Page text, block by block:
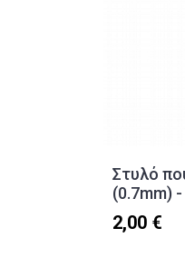
Στυλό
(0.7mm)
2,00 €